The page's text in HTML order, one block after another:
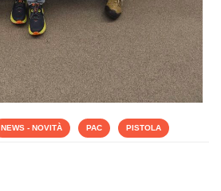
NEWS - NOVITÀ PAC PISTOLA